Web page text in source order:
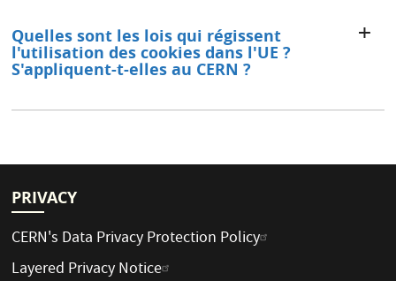
Quelles sont les lois qui régissent
l'utilisation des cookies dans l'UE ?
S'appliquent-t-elles au CERN ?
PRIVACY
CERN's Data Privacy Protection Policy
Layered Privacy Notice